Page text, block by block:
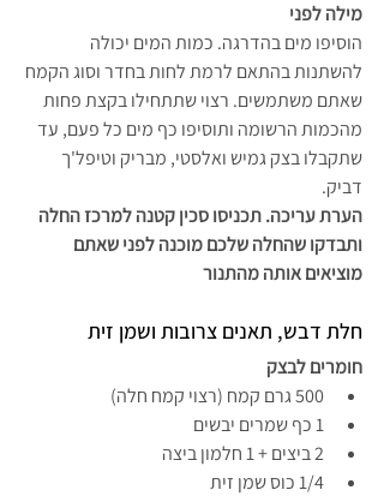
מילה לפני
הוסיפו מים בהדרגה. כמות המים יכולה
להשתנות בהתאם לרמת לחות בחדר וסוג הקמח
שאתם משתמשים. רצוי שתתחילו בקצת פחות
מהכמות הרשומה ותוסיפו כף מים כל פעם, עד
שתקבלו בצק גמיש ואלסטי, מבריק וטיפל'ך
דביק.
הערת עריכה. תכניסו סכין קטנה למרכז החלה
ותבדקו שהחלה שלכם מוכנה לפני שאתם
מוציאים אותה מהתנור
חלת דבש, תאנים צרובות ושמן זית
חומרים לבצק
500 גרם קמח (רצוי קמח חלה)
1 כף שמרים יבשים
2 ביצים + 1 חלמון ביצה
1/4 כוס שמן זית